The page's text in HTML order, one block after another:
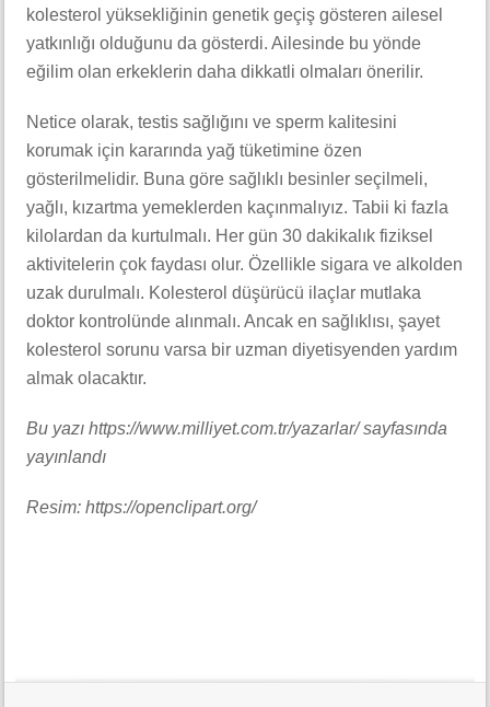
kolesterol yüksekliğinin genetik geçiş gösteren ailesel
yatkınlığı olduğunu da gösterdi. Ailesinde bu yönde
eğilim olan erkeklerin daha dikkatli olmaları önerilir.
Netice olarak, testis sağlığını ve sperm kalitesini
korumak için kararında yağ tüketimine özen
gösterilmelidir. Buna göre sağlıklı besinler seçilmeli,
yağlı, kızartma yemeklerden kaçınmalıyız. Tabii ki fazla
kilolardan da kurtulmalı. Her gün 30 dakikalık fiziksel
aktivitelerin çok faydası olur. Özellikle sigara ve alkolden
uzak durulmalı. Kolesterol düşürücü ilaçlar mutlaka
doktor kontrolünde alınmalı. Ancak en sağlıklısı, şayet
kolesterol sorunu varsa bir uzman diyetisyenden yardım
almak olacaktır.
Bu yazı https://www.milliyet.com.tr/yazarlar/ sayfasında
yayınlandı
Resim: https://openclipart.org/